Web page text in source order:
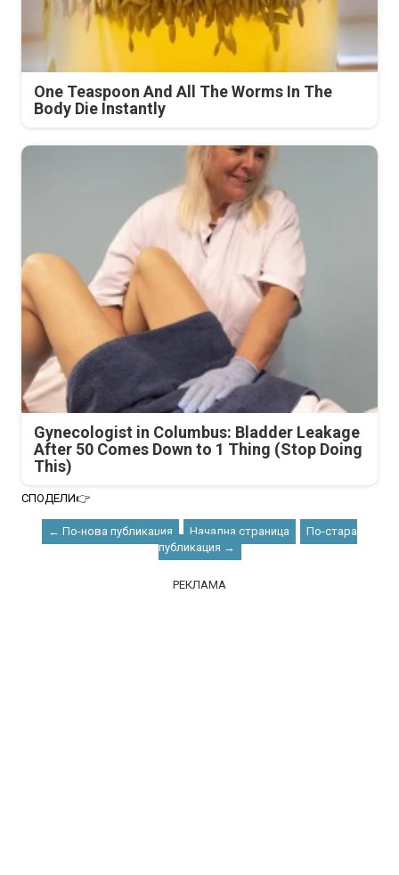
One Teaspoon And All The Worms In The
Body Die Instantly
Gynecologist in Columbus: Bladder Leakage
After 50 Comes Down to 1 Thing (Stop Doing
This)
СПОДЕЛИ👉
← По-нова публикация Начална страница
По-стара
публикация →
РЕКЛАМА